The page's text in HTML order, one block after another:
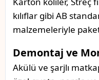
kılıflar gibi AB
malzemeleriyle
Demontaj ve
Akülü ve şarjlı